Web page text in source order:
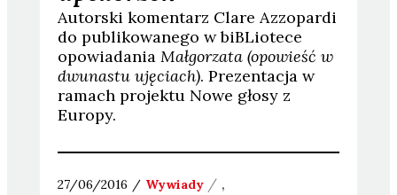
Autorski komentarz Clare Azzopardi
do publikowanego w biBLiotece
opowiadania Małgorzata (opowieść w
dwunastu ujęciach). Prezentacja w
ramach projektu Nowe głosy z
Europy.
27/06/2016 Wywiady